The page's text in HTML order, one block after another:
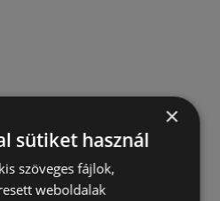
ajánlatai
×
sütiket használ
szöveges fájlok,
weboldalak